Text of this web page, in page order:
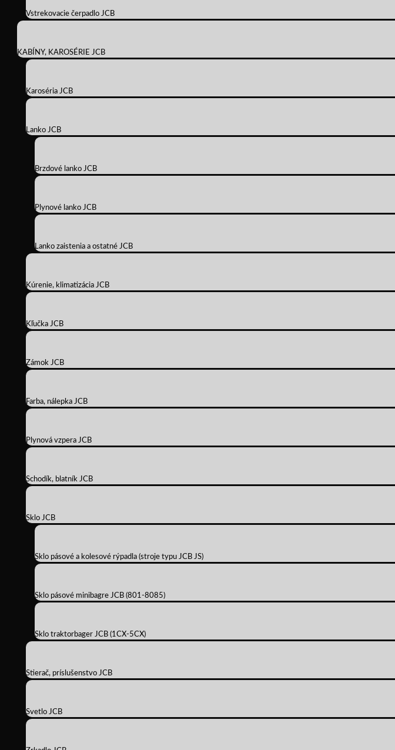
Vstrekovacie čerpadlo JCB
KABÍNY, KAROSÉRIE JCB
Karoséria JCB
Lanko JCB
Brzdové lanko JCB
Plynové lanko JCB
Lanko zaistenia a ostatné JCB
Kúrenie, klimatizácia JCB
Kľučka JCB
Zámok JCB
Farba, nálepka JCB
Plynová vzpera JCB
Schodík, blatník JCB
Sklo JCB
Sklo pásové a kolesové rýpadla (stroje typu JCB JS)
Sklo pásové minibagre JCB (801-8085)
Sklo traktorbager JCB (1CX-5CX)
Stierač, príslušenstvo JCB
Svetlo JCB